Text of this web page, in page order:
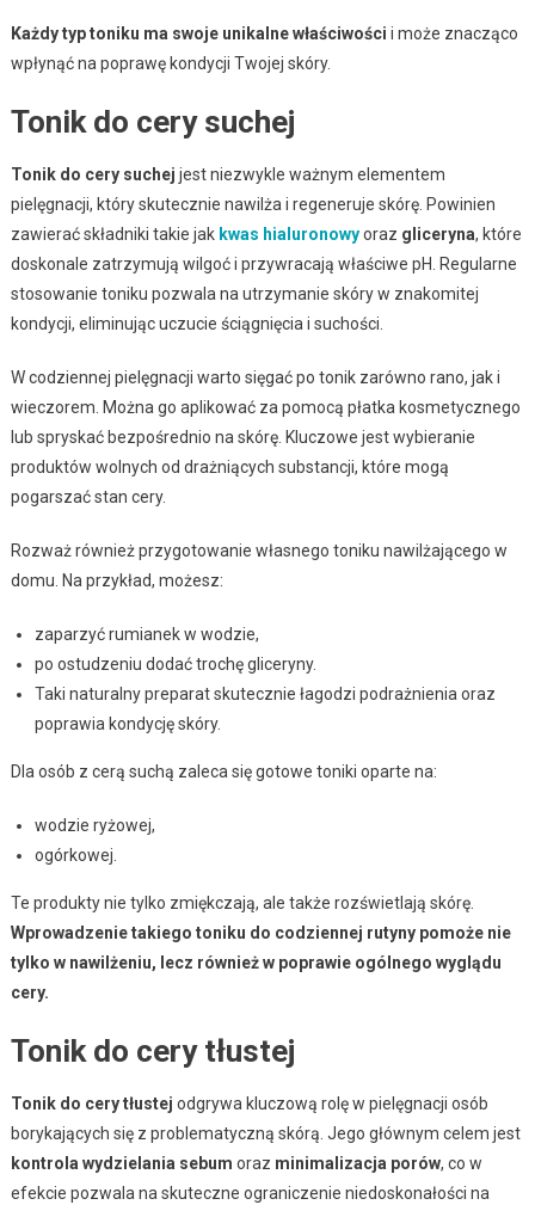
Każdy typ toniku ma swoje unikalne właściwości i może znacząco
wpłynąć na poprawę kondycji Twojej skóry.
Tonik do cery suchej
Tonik do cery suchej jest niezwykle ważnym elementem
pielęgnacji, który skutecznie nawilża i regeneruje skórę. Powinien
zawierać składniki takie jak kwas hialuronowyoraz gliceryna, które
doskonale zatrzymują wilgoć i przywracają właściwe pH. Regularne
stosowanie toniku pozwala na utrzymanie skóry w znakomitej
kondycji, eliminując uczucie ściągnięcia i suchości.
W codziennej pielęgnacji warto sięgać po tonik zarówno rano, jak i
wieczorem. Można go aplikować za pomocą płatka kosmetycznego
lub spryskać bezpośrednio na skórę. Kluczowe jest wybieranie
produktów wolnych od drażniących substancji, które mogą
pogarszać stan cery.
Rozważ również przygotowanie własnego toniku nawilżającego w
domu. Na przykład, możesz:
zaparzyć rumianek w wodzie,
po ostudzeniu dodać trochę gliceryny.
Taki naturalny preparat skutecznie łagodzi podrażnienia oraz
poprawia kondycję skóry.
Dla osób z cerą suchą zaleca się gotowe toniki oparte na:
wodzie ryżowej,
ogórkowej.
Te produkty nie tylko zmiękczają, ale także rozświetlają skórę.
Wprowadzenie takiego toniku do codziennej rutyny pomoże nie
tylko w nawilżeniu, lecz również w poprawie ogólnego wyglądu
cery.
Tonik do cery tłustej
Tonik do cery tłustej odgrywa kluczową rolę w pielęgnacji osób
borykających się z problematyczną skórą. Jego głównym celem jest
kontrola wydzielania sebum oraz minimalizacja porów, co w
efekcie pozwala na skuteczne ograniczenie niedoskonałości na